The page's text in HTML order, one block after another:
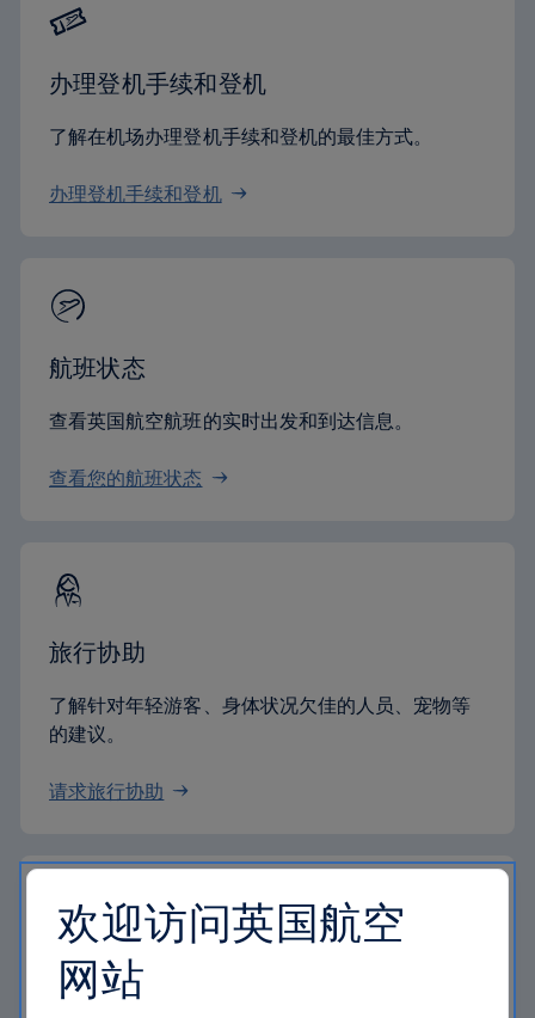
办理登机手续和登机
了解在机场办理登机手续和登机的最佳方式。
办理登机手续和登机
航班状态
查看英国航空航班的实时出发和到达信息。
查看您的航班状态
旅行协助
了解针对年轻游客、身体状况欠佳的人员、宠物等
的建议。
请求旅行协助
礼券
欢迎访问英国航空
网站